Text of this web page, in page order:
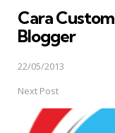
Cara
Blogger
22/05/2013
Next Post